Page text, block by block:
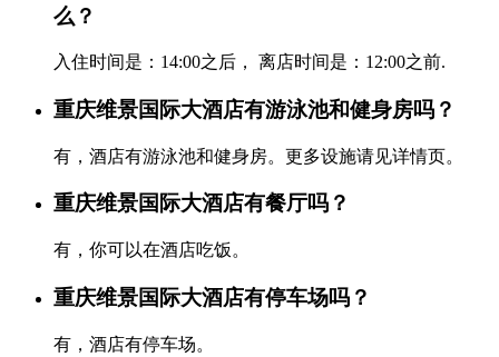
么？
入住时间是：14:00之后， 离店时间是：12:00之前.
重庆维景国际大酒店有游泳池和健身房吗？
有，酒店有游泳池和健身房。更多设施请见详情页。
重庆维景国际大酒店有餐厅吗？
有，你可以在酒店吃饭。
重庆维景国际大酒店有停车场吗？
有，酒店有停车场。